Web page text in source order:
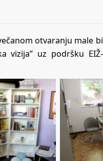
otvaranju male
vizija” uz podršku